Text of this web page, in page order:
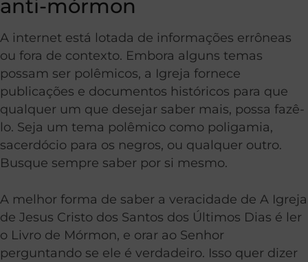
anti-mórmon
A internet está lotada de informações errôneas
ou fora de contexto. Embora alguns temas
possam ser polêmicos, a Igreja fornece
publicações e documentos históricos para que
qualquer um que desejar saber mais, possa fazê-
lo. Seja um tema polêmico como poligamia,
sacerdócio para os negros, ou qualquer outro.
Busque sempre saber por si mesmo.
A melhor forma de saber a veracidade de A Igreja
de Jesus Cristo dos Santos dos Últimos Dias é ler
o Livro de Mórmon, e orar ao Senhor
perguntando se ele é verdadeiro. Isso quer dizer